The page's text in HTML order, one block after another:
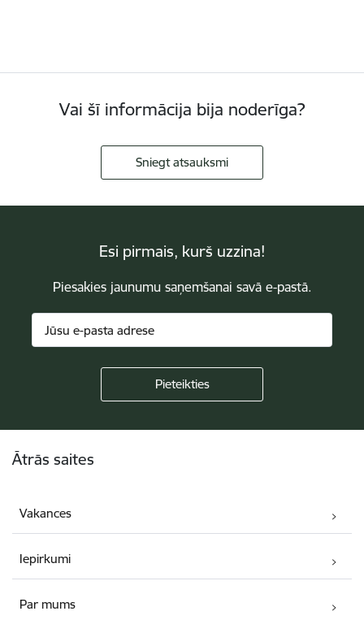
Vai šī informācija bija noderīga?
Sniegt atsauksmi
Esi pirmais, kurš uzzina!
Piesakies jaunumu saņemšanai savā e-pastā.
Ātrās saites
Vakances
Iepirkumi
Par mums